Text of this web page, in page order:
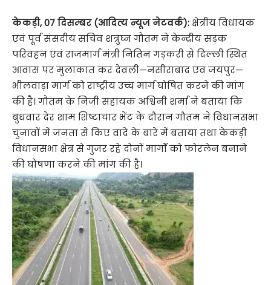
केकड़ी, 07 दिसम्बर (आदित्य न्यूज नेटवर्क): क्षेत्रीय विधायक
एवं पूर्व संसदीय सचिव शत्रुघ्न गौतम ने केन्द्रीय सड़क
परिवहन एवं राजमार्ग मंत्री नितिन गड़करी से दिल्ली स्थित
आवास पर मुलाकात कर देवली—नसीराबाद एवं जयपुर—
भीलवाड़ा मार्ग को राष्ट्रीय उच्च मार्ग घोषित करने की मांग
की है। गौतम के निजी सहायक अश्विनी शर्मा ने बताया कि
बुधवार देर शाम शिष्टाचार भेंट के दौरान गौतम ने विधानसभा
चुनावों में जनता से किए वादे के बारे में बताया तथा केकड़ी
विधानसभा क्षेत्र से गुजर रहे दोनों मार्गों को फोरलेन बनाने
की घोषणा करने की मांग की है।